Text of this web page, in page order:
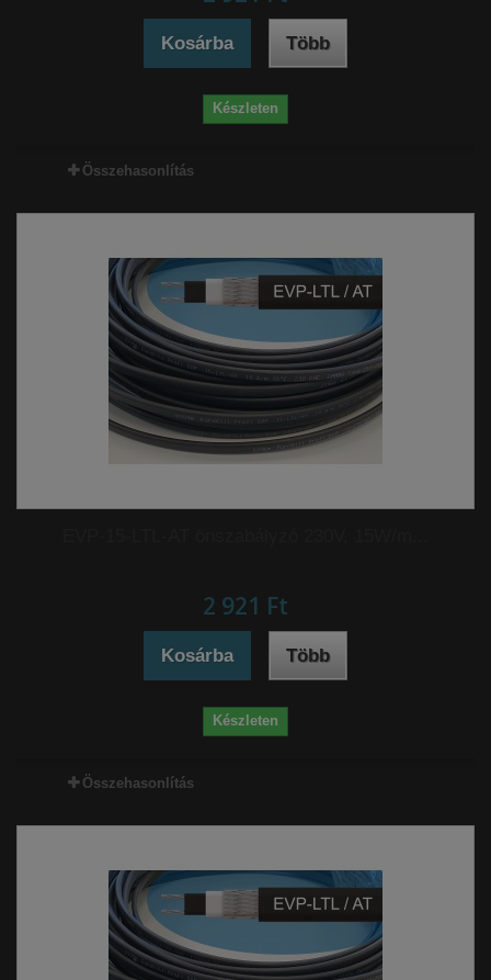
Kosárba Több
Készleten
Összehasonlítás
2 921 Ft‎
Kosárba Több
Készleten
Összehasonlítás